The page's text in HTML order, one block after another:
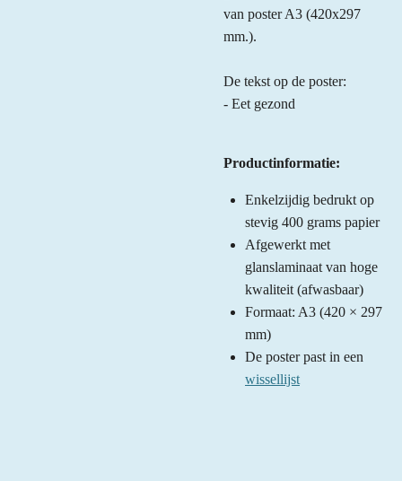
van poster A3 (420x297
mm.).
De tekst op de poster:
- Eet gezond
Productinformatie:
Enkelzijdig bedrukt op
stevig 400 grams papier
Afgewerkt met
glanslaminaat van hoge
kwaliteit (afwasbaar)
Formaat: A3 (420 × 297
mm)
De poster past in een
wissellijst